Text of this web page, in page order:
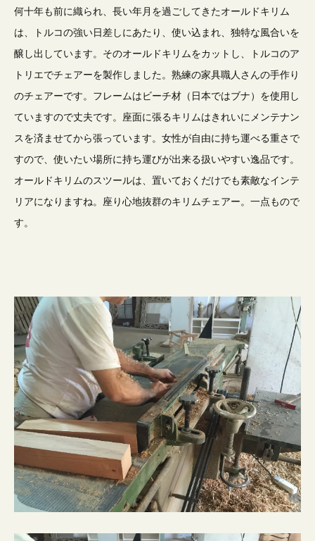
何十年も前に織られ、長い年月を過ごしてきたオールドキリム
は、トルコの強い日差しにあたり、使い込まれ、独特な風合いを
醸し出しています。そのオールドキリムをカットし、トルコのア
トリエでチェアーを製作しました。熟練の家具職人さんの手作り
のチェアーです。フレームはビーチ材（日本ではブナ）を使用し
ていますので丈夫です。座面に張るキリムはきれいにメンテナン
スを済ませてから張っています。女性が自由に持ち運べる重さで
すので、使いたい場所に持ち運びが出来る扱いやすい逸品です。
オールドキリムのスツールは、置いておくだけでも素敵なインテ
リアになりますね。座り心地抜群のキリムチェアー。一点もので
す。